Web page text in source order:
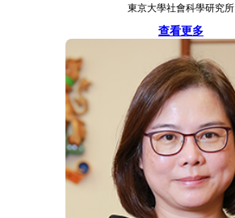
東京大學社會科學研究所
查看更多